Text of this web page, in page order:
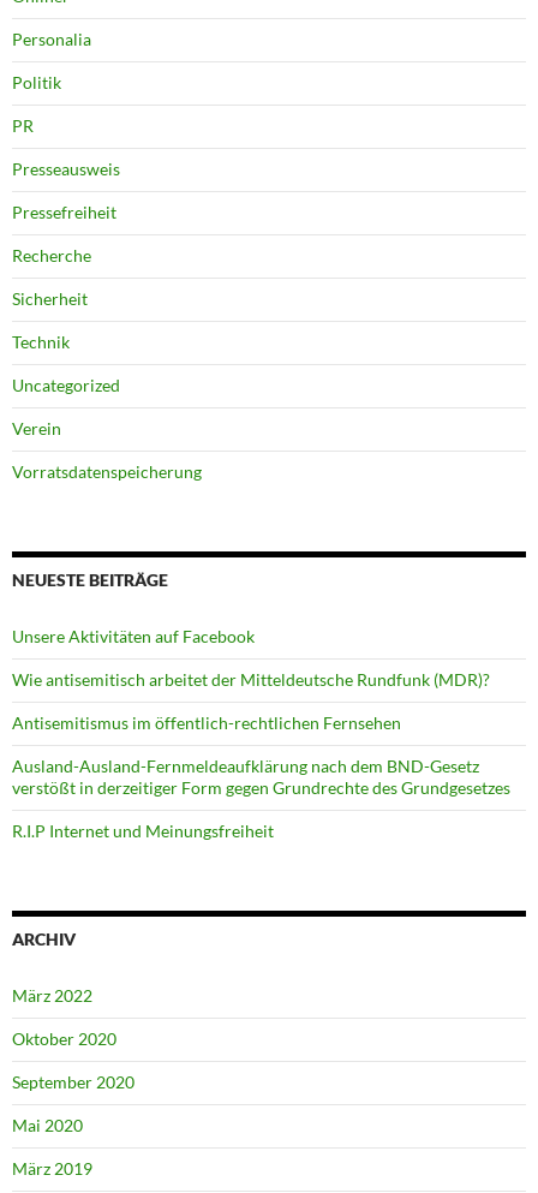
Personalia
Politik
PR
Presseausweis
Pressefreiheit
Recherche
Sicherheit
Technik
Uncategorized
Verein
Vorratsdatenspeicherung
NEUESTE BEITRÄGE
Unsere Aktivitäten auf Facebook
Wie antisemitisch arbeitet der Mitteldeutsche Rundfunk (MDR)?
Antisemitismus im öffentlich-rechtlichen Fernsehen
Ausland-Ausland-Fernmeldeaufklärung nach dem BND-Gesetz
verstößt in derzeitiger Form gegen Grundrechte des Grundgesetzes
R.I.P Internet und Meinungsfreiheit
ARCHIV
März 2022
Oktober 2020
September 2020
Mai 2020
März 2019